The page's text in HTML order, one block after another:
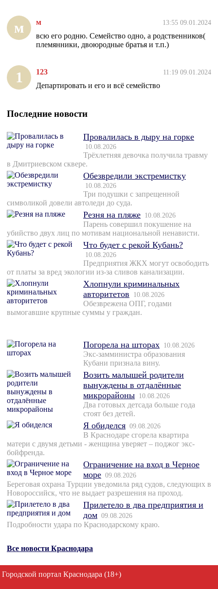
м м 13:55 09.01.2024
всю его родню. Семейство одно, а родственников(
племянники, двоюродные братья и т.п.)
1 123 11:19 09.01.2024
Департировать и его и всё семейство
Последние новости
Провалилась в дыру на горке
10.08.2026
Трёхлетняя девочка получила травму
в Дмитриевском сквере.
Обезвредили экстремистку
10.08.2026
Три подушки с запрещенной
символикой довели автоледи до суда.
Резня на пляже 10.08.2026
Парень совершил покушение на
убийство двух лиц по мотивам национальной ненависти.
Что будет с рекой Кубань?
10.08.2026
Предприятия ЖКХ могут освободить
от платы за вред экологии из-за сливов канализации.
Хлопнули криминальных
авторитетов
10.08.2026
Обезврежена ОПГ, годами
вымогавшие крупные суммы у граждан.
Погорела на шторах 10.08.2026
Экс-замминистра образования
Кубани признала вину.
Возить малышей родители
вынуждены в отдалённые
микрорайоны 10.08.2026
Два готовых детсада больше года
стоят без детей.
Я обиделся 09.08.2026
В Краснодаре сгорела квартира
матери с двумя детьми - женщина уверяет – поджог экс-
бойфренда.
Ограничение на вход в Черное
море 09.08.2026
Береговая охрана Турции уведомила ряд судов, следующих в
Новороссийск, что не выдает разрешения на проход.
Прилетело в два предприятия и
дом 09.08.2026
Подробности удара по Краснодарскому краю.
Все новости Краснодара
Городской портал Краснодара (18+)